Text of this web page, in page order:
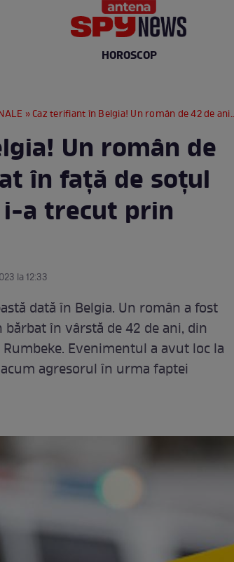
HOROSCOP
» Caz terifiant în Belgia! Un român de 42 de ani, împuşcat în faţă de soţul amantei: "Glonțul i-a trecut prin obraz"
Un român de
în faţă de soţul
a trecut prin
la 12:33
dată în Belgia. Un român a fost
în vârstă de 42 de ani, din
Evenimentul a avut loc la
agresorul în urma faptei